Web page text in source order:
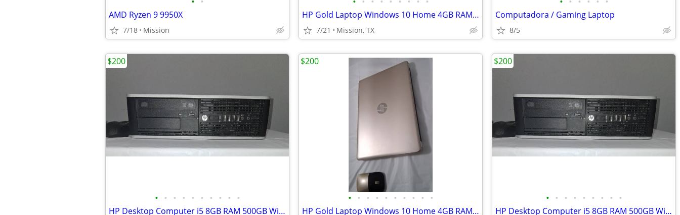
AMD Ryzen 9 9950X
7/18 Mission
HP Gold Laptop Windows 10 Home 4GB RAM Fresh Install + HP Charger & Mo
7/21 Mission, TX
Computadora / Gaming Laptop
8/5
• • • • • • • • • •
HP Desktop Computer i5 8GB RAM 500GB Windows 10 Pro + Keyboard Mouse H
$200
• • • • • • • • • •
HP Gold Laptop Windows 10 Home 4GB RAM Fresh Install + HP Charger & Mo
$200
• • • • • • • • •
HP Desktop Computer i5 8GB RAM 500GB Windows 10 Pro + Keyboard Mouse H
$200